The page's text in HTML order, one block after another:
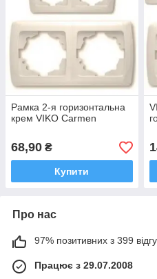
Рамка 2-я горизонтальна
крем VIKO Carmen
68,90 ₴
Купити
Про нас
97% позитивних з 399
Працює з 29.07.2008